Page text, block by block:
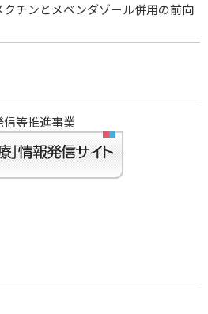
チンとメベンダゾール併用の前向
信等推進事業